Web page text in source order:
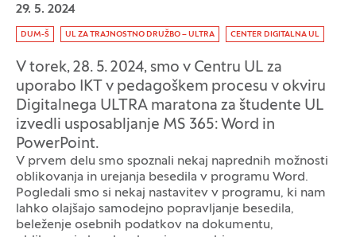
29. 5. 2024
Oznaka:
DUM-Š UL ZA TRAJNOSTNO DRUŽBO – ULTRA CENTER DIGITALNA UL
V torek, 28. 5. 2024, smo v Centru UL za
uporabo IKT v pedagoškem procesu v okviru
Digitalnega ULTRA maratona za študente UL
izvedli usposabljanje MS 365: Word in
PowerPoint.
V prvem delu smo spoznali nekaj naprednih možnosti
oblikovanja in urejanja besedila v programu Word.
Pogledali smo si nekaj nastavitev v programu, ki nam
lahko olajšajo samodejno popravljanje besedila,
beleženje osebnih podatkov na dokumentu,